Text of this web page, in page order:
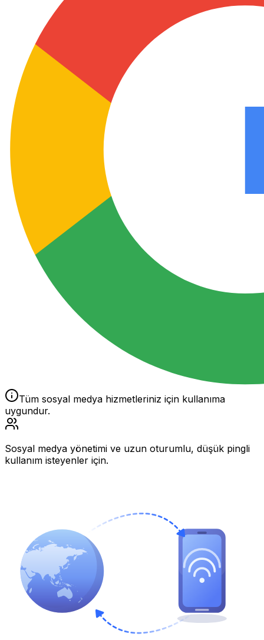
Tüm sosyal medya hizmetleriniz için kullanıma
uygundur.
Sosyal medya yönetimi ve uzun oturumlu, düşük pingli
kullanım isteyenler için.